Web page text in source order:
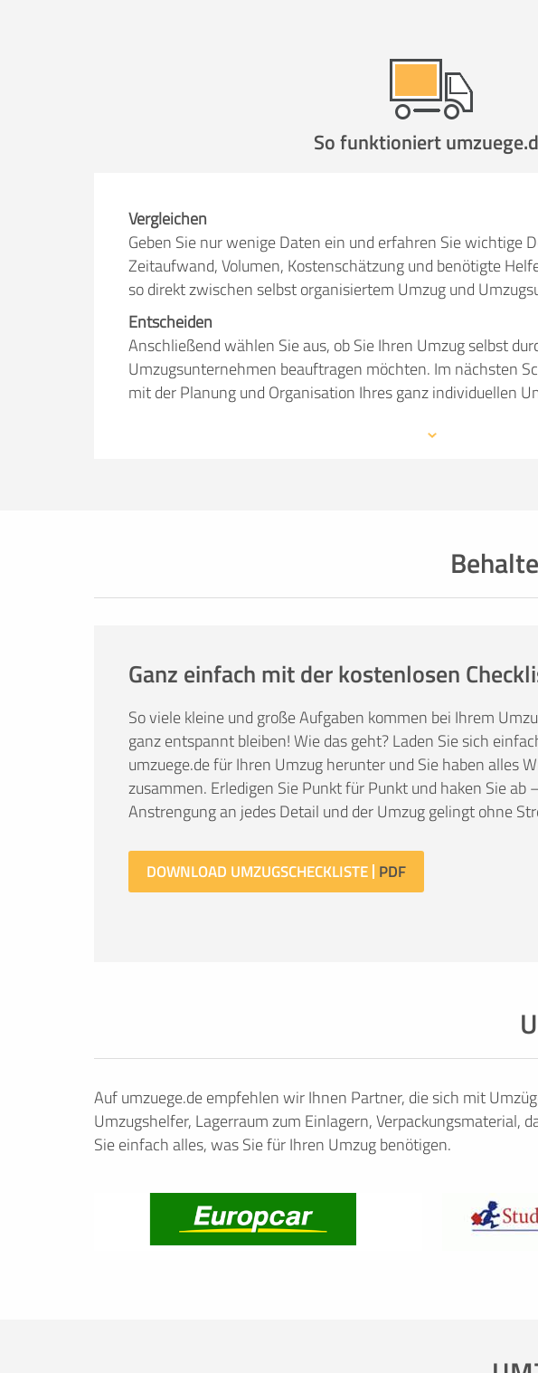
Stunden
Stunden
KOSTENSCHÄTZUNG:
€ -
ICH WILL SELBST UMZIEHEN
So funktioniert
Vergleichen
Geben Sie nur wenige Daten ein und erfahren Sie wichtige
Zeitaufwand, Volumen, Kostenschätzung und benötigte
so direkt zwischen selbst organisiertem Umzug und
Entscheiden
Anschließend wählen Sie aus, ob Sie Ihren Umzug selbst
Umzugsunternehmen beauftragen möchten. Im nächsten
mit der Planung und Organisation Ihres ganz individuellen
Ganz einfach mit der kostenlosen
So viele kleine und große Aufgaben kommen bei Ihrem
ganz entspannt bleiben! Wie das geht? Laden Sie sich
umzuege.de für Ihren Umzug herunter und Sie haben alles
zusammen. Erledigen Sie Punkt für Punkt und haken Sie ab
Anstrengung an jedes Detail und der Umzug gelingt ohne
DOWNLOAD UMZUGSCHECKLISTE
Auf umzuege.de empfehlen wir Ihnen Partner, die sich mit
Umzugshelfer, Lagerraum zum Einlagern, Verpackungsmaterial,
Sie einfach alles, was Sie für Ihren Umzug benötigen.